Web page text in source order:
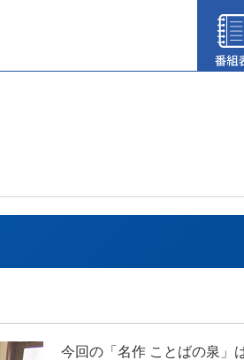
今回の「名作 ことばの泉」